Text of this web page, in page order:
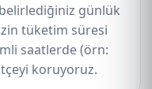
günlük
tüketim süresi
saatlerde (örn:
koruyoruz.